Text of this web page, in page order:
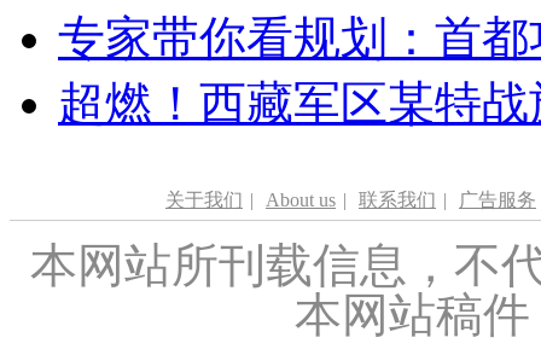
专家带你看规划：首
超燃！西藏军区某特
关于我们 | About us | 联系我们 | 广告服务
本网站所刊载信息，不
本网站稿